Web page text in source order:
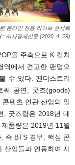
온라인 전용 라이브 콘서트
: 시사경제신문 (2020. 4. 29)
을 주축으로 K 컬처
역에서 견고한 팬덤으
수 있다. 팬더스트리
써 공연, 굿즈(goods)
텐츠 연관 산업의 일
, 굿즈량은 2018년 대
품량은 2019년 11월
즉 BTS 경우, 핵심 콘
산업들과 연동하여 시